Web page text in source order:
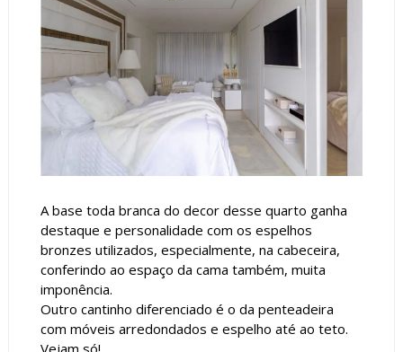
A base toda branca do decor desse quarto ganha
destaque e personalidade com os espelhos
bronzes utilizados, especialmente, na cabeceira,
conferindo ao espaço da cama também, muita
imponência.
Outro cantinho diferenciado é o da penteadeira
com móveis arredondados e espelho até ao teto.
Vejam só!